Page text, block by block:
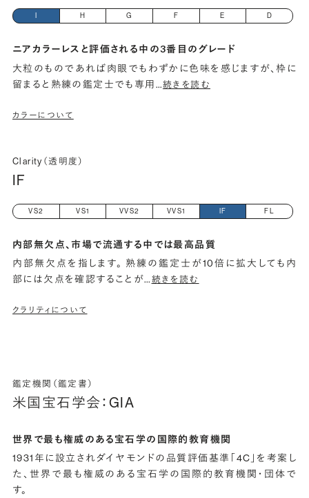
H G F E D
ニアカラーレスと評価される中の3番目のグレード
大粒のものであれば肉眼でもわずかに色味を感じますが、枠に
留まると熟練の鑑定士でも専用…続きを読む
カラーについて
Clarity（透明度）
IF
VS2 VS1 VVS2 VVS1 IF FL
内部無欠点、市場で流通する中では最高品質
内部無欠点を指します。 熟練の鑑定士が10倍に拡大しても内
部には欠点を確認することが…続きを読む
クラリティについて
鑑定機関（鑑定書）
米国宝石学会：GIA
世界で最も権威のある宝石学の国際的教育機関
1931年に設立されダイヤモンドの品質評価基準「4C」を考案し
た、世界で最も権威のある宝石学の国際的教育機関・団体で
す。